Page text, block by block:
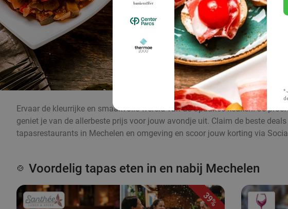
*
Ervaar de kleurrijke en smaakvolle wereld van de Spaanse keuken. Je
geniet je van de allerbeste prijs voor jouw avondje uit. Claim de beste
tapasrestaurants in Mechelen en omgeving en scoor jouw korting via
🍲 Voordelig tapas eten in en nabij Mechelen
39%